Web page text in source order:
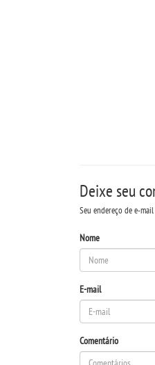
Deixe seu
Seu endereço de e-
Nome
E-mail
Comentário